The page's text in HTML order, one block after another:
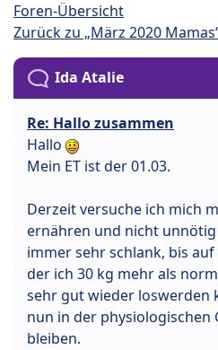
Foren-Übersicht
Zurück zu „März 2020
Ida Atalie
Re: Hallo zusammen
Hallo
Mein ET ist der 01.03.
Derzeit versuche ich mich
ernähren und nicht
immer sehr schlank, bis
der ich 30 kg mehr als
sehr gut wieder loswerden
nun in der physiologischen
bleiben.